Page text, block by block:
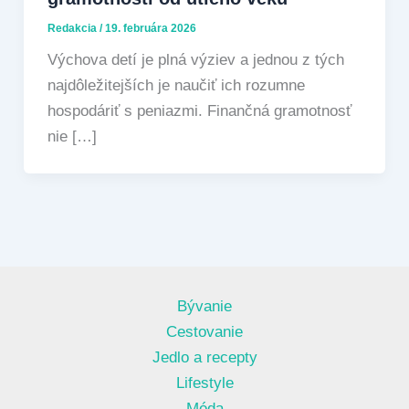
Redakcia /19. februára 2026
Výchova detí je plná výziev a jednou z tých
najdôležitejších je naučiť ich rozumne
hospodáriť s peniazmi. Finančná gramotnosť
nie […]
Bývanie
Cestovanie
Jedlo a recepty
Lifestyle